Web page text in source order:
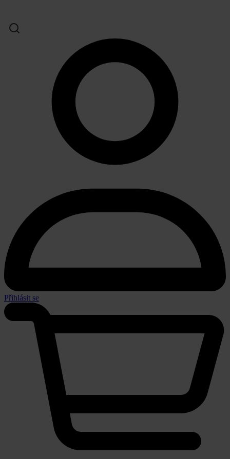
Přihlásit se